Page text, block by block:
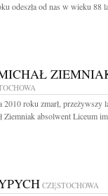
odeszła od nas w wieku 88
2010 roku zmarł, przeżywszy
Ziemniak absolwent Liceum
CZĘSTOCHOWA